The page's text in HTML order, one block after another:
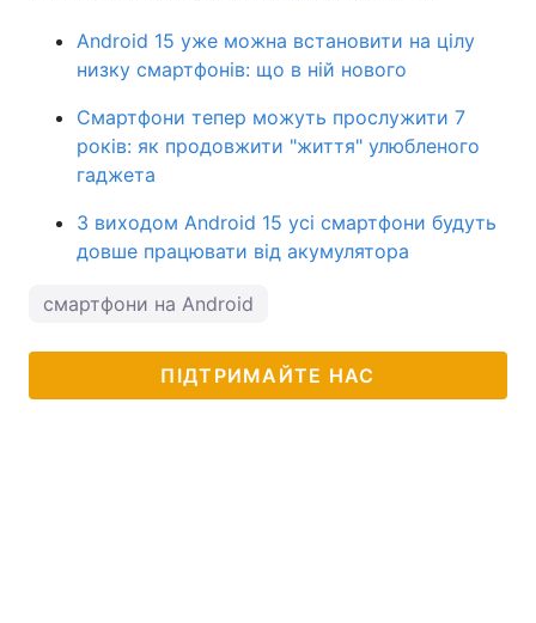
Android 15 уже можна встановити на цілу
низку смартфонів: що в ній нового
Смартфони тепер можуть прослужити 7
років: як продовжити "життя" улюбленого
гаджета
З виходом Android 15 усі смартфони будуть
довше працювати від акумулятора
смартфони на Android
ПІДТРИМАЙТЕ НАС